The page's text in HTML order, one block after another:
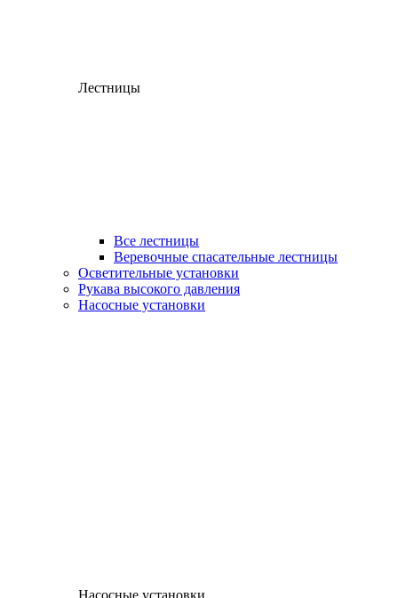
Лестницы
Все лестницы
Веревочные спасательные лестницы
Осветительные установки
Рукава высокого давления
Насосные установки
Насосные установки